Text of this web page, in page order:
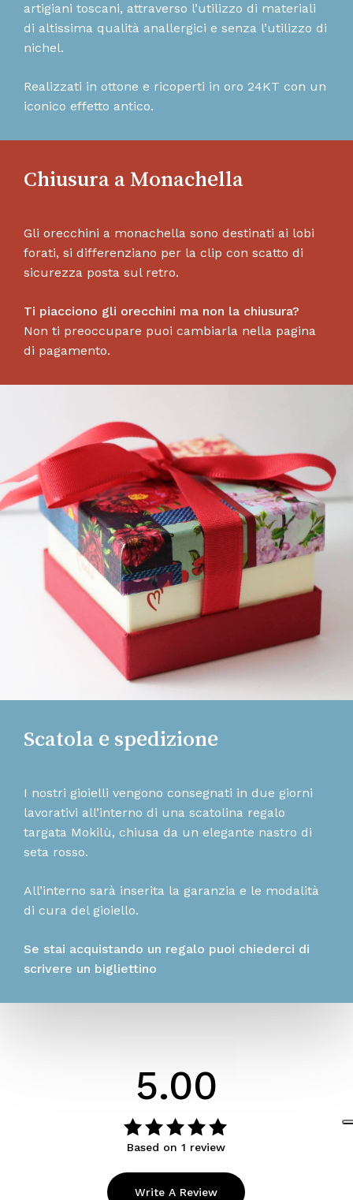
artigiani toscani, attraverso l’utilizzo di materiali
di altissima qualità anallergici e senza l’utilizzo di
nichel.
Realizzati in ottone e ricoperti in oro 24KT con un
iconico effetto antico.
Chiusura a Monachella
Gli orecchini a monachella sono destinati ai lobi
forati, si differenziano per la clip con scatto di
sicurezza posta sul retro.
Ti piacciono gli orecchini ma non la chiusura?
Non ti preoccupare puoi cambiarla nella pagina
di pagamento.
Scatola e spedizione
I nostri gioielli vengono consegnati in due giorni
lavorativi all’interno di una scatolina regalo
targata Mokilù, chiusa da un elegante nastro di
seta rosso.
All’interno sarà inserita la garanzia e le modalità
di cura del gioiello.
Se stai acquistando un regalo puoi chiederci di
scrivere un bigliettino
5.00
Valutato
5.00su
5
Based on 1 review
Write A Review